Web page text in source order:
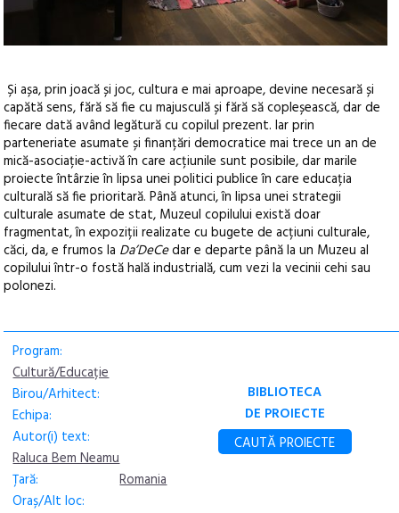
Și așa, prin joacă și joc, cultura e mai aproape, devine necesară și
capătă sens, fără să fie cu majusculă și fără să copleșească, dar de
fiecare dată având legătură cu copilul prezent. Iar prin
parteneriate asumate și finanțări democratice mai trece un an de
mică-asociație-activă în care acțiunile sunt posibile, dar marile
proiecte întârzie în lipsa unei politici publice în care educația
culturală să fie prioritară. Până atunci, în lipsa unei strategii
culturale asumate de stat, Muzeul copilului există doar
fragmentat, în expoziții realizate cu bugete de acțiuni culturale,
căci, da, e frumos la Da’DeCedar e departe până la un Muzeu al
copilului într-o fostă hală industrială, cum vezi la vecinii cehi sau
polonezi.
Program:
Cultură/Educație
Birou/Arhitect:
Echipa:
Autor(i) text:
Raluca Bem Neamu
Țară:
Romania
Oraș/Alt loc:
BIBLIOTECA
DE PROIECTE
CAUTĂ PROIECTE